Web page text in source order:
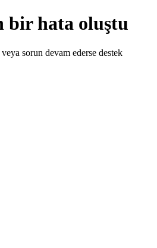
bir hata oluştu
sorun devam ederse destek